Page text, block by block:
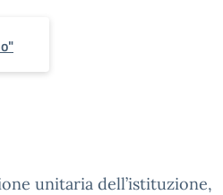
unitaria dell’istituzione,